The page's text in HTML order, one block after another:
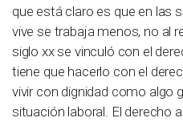
que está claro es que en las
vive se trabaja menos, no al
siglo xx se vinculó con el
tiene que hacerlo con el
vivir con dignidad como algo
situación laboral. El derecho